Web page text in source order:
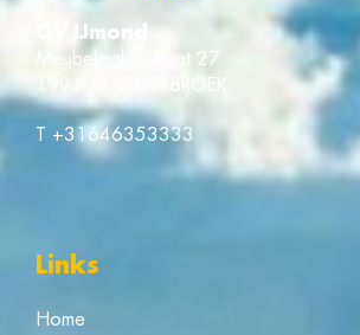
OV IJmond
Meubelmakerstraat 27
1991 JD VELSERBROEK
T +31646353333
Links
Home